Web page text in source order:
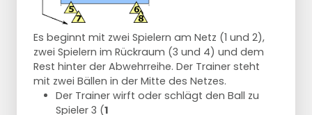
Es beginnt mit zwei Spielern am Netz (1 und 2),
zwei Spielern im Rückraum (3 und 4) und dem
Rest hinter der Abwehrreihe. Der Trainer steht
mit zwei Bällen in der Mitte des Netzes.
Der Trainer wirft oder schlägt den Ball zu
Spieler 3 (1